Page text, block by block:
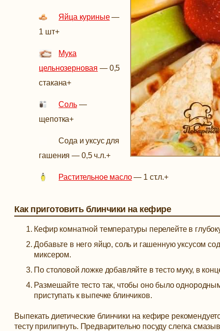
Яйца куриные—
1 шт+
Мука
цельнозерновая — 0,5
стакана+
Соль—
щепотка+
Сода и уксус для
гашения — 0,5 ч.л.+
Растительное масло— 1 ст.л.+
Как приготовить блинчики на кефире
Кефир комнатной температуры перелейте в
Добавьте в него яйцо, соль и гашенную уксусом
миксером.
По столовой ложке добавляйте в тесто муку, в
Размешайте тесто так, чтобы оно было
приступать к выпечке блинчиков.
Выпекать диетические блинчики на кефире
тесту прилипнуть. Предварительно посуду слегка